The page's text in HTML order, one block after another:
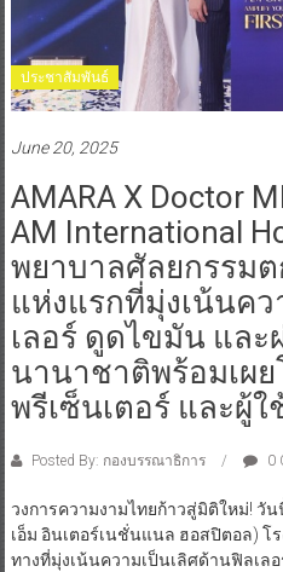
ประชาสัมพันธ์
June 20, 2025
AMARA X Doctor
AM International
พยาบาลศัลยกรรมต
แห่งแรกที่มุ่งเน้นค
เลอร์ ดูดไขมัน และ
นานาชาติพร้อมเผย
พรีเซ็นเตอร์ และผู้ใ
Posted By: กองบรรณาธิการ 0
วงการความงามไทยก้าวสู่มิติใหม่! วัน
เอ็ม อินเตอร์เนชั่นแนล ฮอสปิตอล) โ
ทางที่มุ่งเน้นความเป็นเลิศด้านฟิลเล